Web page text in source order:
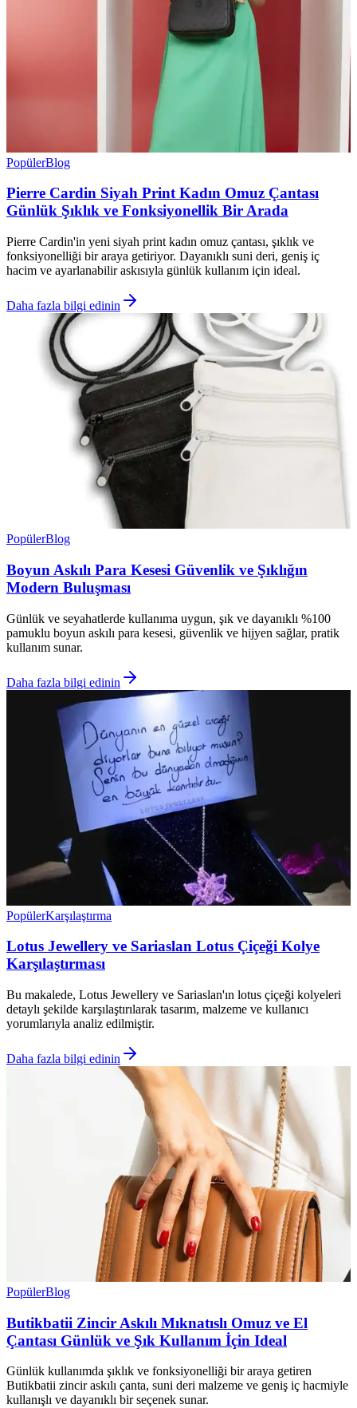
PopülerBlog
Pierre Cardin Siyah Print Kadın Omuz Çantası
Günlük Şıklık ve Fonksiyonellik Bir Arada
Pierre Cardin'in yeni siyah print kadın omuz çantası, şıklık ve
fonksiyonelliği bir araya getiriyor. Dayanıklı suni deri, geniş iç
hacim ve ayarlanabilir askısıyla günlük kullanım için ideal.
Daha fazla bilgi edinin
PopülerBlog
Boyun Askılı Para Kesesi Güvenlik ve Şıklığın
Modern Buluşması
Günlük ve seyahatlerde kullanıma uygun, şık ve dayanıklı %100
pamuklu boyun askılı para kesesi, güvenlik ve hijyen sağlar, pratik
kullanım sunar.
Daha fazla bilgi edinin
PopülerKarşılaştırma
Lotus Jewellery ve Sariaslan Lotus Çiçeği Kolye
Karşılaştırması
Bu makalede, Lotus Jewellery ve Sariaslan'ın lotus çiçeği kolyeleri
detaylı şekilde karşılaştırılarak tasarım, malzeme ve kullanıcı
yorumlarıyla analiz edilmiştir.
Daha fazla bilgi edinin
PopülerBlog
Butikbatii Zincir Askılı Mıknatıslı Omuz ve El
Çantası Günlük ve Şık Kullanım İçin Ideal
Günlük kullanımda şıklık ve fonksiyonelliği bir araya getiren
Butikbatii zincir askılı çanta, suni deri malzeme ve geniş iç hacmiyle
kullanışlı ve dayanıklı bir seçenek sunar.